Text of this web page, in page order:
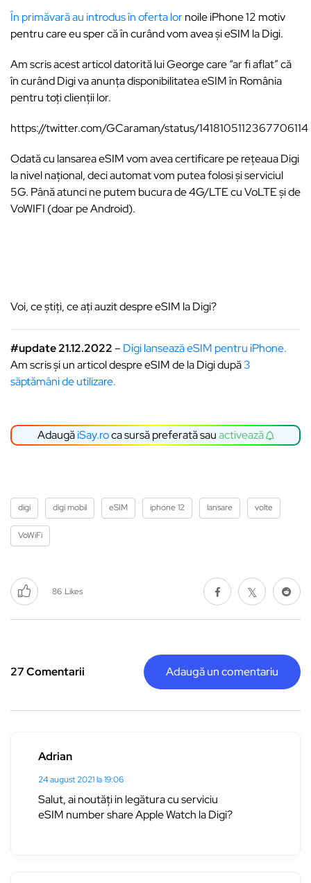
În primăvară au introdus în oferta lornoile iPhone 12 motiv
pentru care eu sper că în curând vom avea și eSIM la Digi.
Am scris acest articol datorită lui George care “ar fi aflat” că
în curând Digi va anunța disponibilitatea eSIM în România
pentru toți clienții lor.
https://twitter.com/GCaraman/status/1418105112367706114
Odată cu lansarea eSIM vom avea certificare pe rețeaua Digi
la nivel național, deci automat vom putea folosi și serviciul
5G. Până atunci ne putem bucura de 4G/LTE cu VoLTE și de
VoWIFI (doar pe Android).
Voi, ce știți, ce ați auzit despre eSIM la Digi?
#update 21.12.2022– Digi lansează eSIM pentru iPhone.
Am scris și un articol despre eSIM de la Digi după3
săptămâni de utilizare.
AdaugăiSay.roca sursă preferată sauactivează
digi digi mobil eSIM iphone 12 lansare volte
VoWiFi
86 Likes
27 Comentarii Adaugă un comentariu
Adrian
24 august 2021 la 19:06
Salut, ai noutăți in legătura cu serviciu
eSIM number share Apple Watch la Digi?